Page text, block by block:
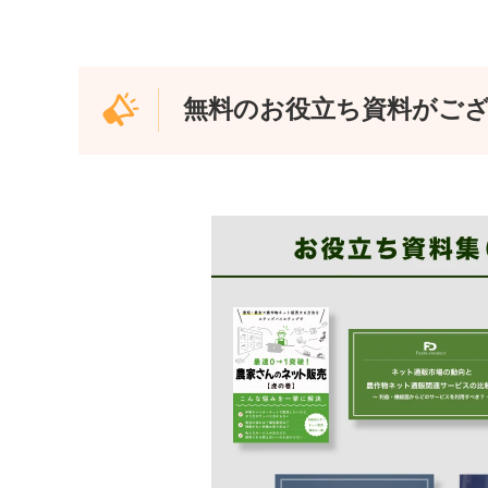
無料のお役立ち資料がご